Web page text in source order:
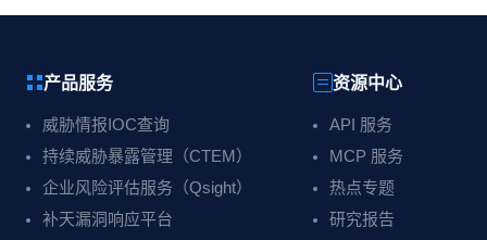
产品服务
威胁情报IOC查询
持续威胁暴露管理（CTEM）
企业风险评估服务（Qsight）
补天漏洞响应平台
资源中心
API 服务
MCP 服务
热点专题
研究报告